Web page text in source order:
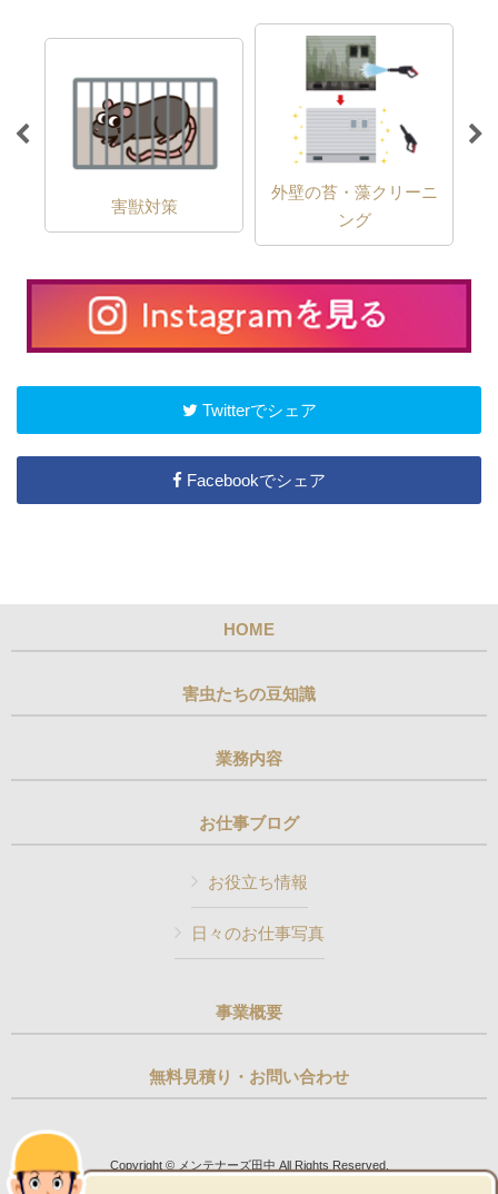
害獣対策
外壁の苔・藻クリーニ
ング
Twitterでシェア
Facebookでシェア
HOME
害虫たちの豆知識
業務内容
お仕事ブログ
お役立ち情報
日々のお仕事写真
事業概要
無料見積り・お問い合わせ
Copyright © メンテナーズ田中 All Rights Reserved.